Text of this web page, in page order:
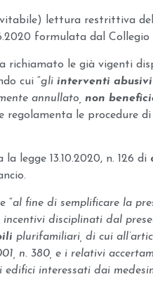
lettura restrittiva
formulata dal
richiamato le già vigenti
cui “gli interventi abusivi
annullato, non
regolamenta le
legge 13.10.2020, n. 126 di
“al fine di semplificare la
incentivi disciplinati dal
plurifamiliari, di cui
n. 380, e i relativi
edifici interessati dai